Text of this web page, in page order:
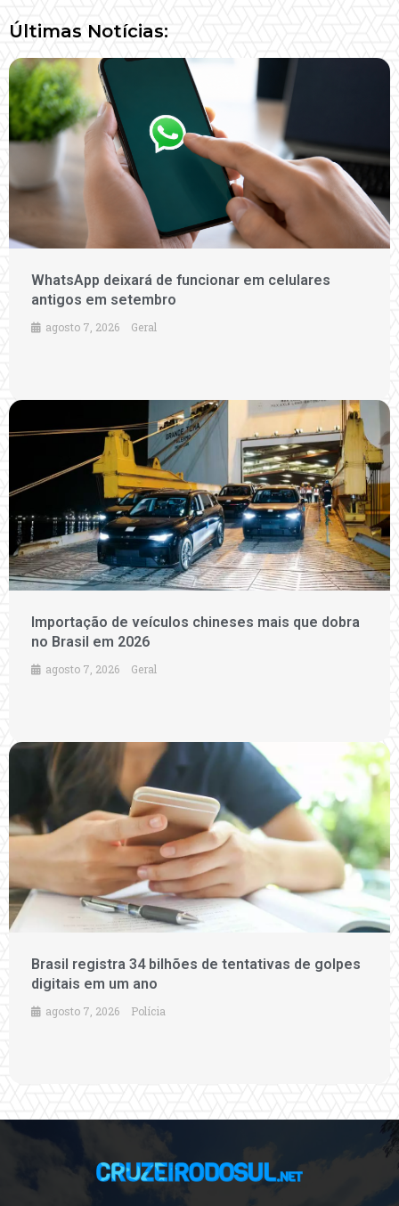
Últimas Notícias:
WhatsApp deixará de funcionar em celulares
antigos em setembro
agosto 7, 2026 Geral
Importação de veículos chineses mais que dobra
no Brasil em 2026
agosto 7, 2026 Geral
Brasil registra 34 bilhões de tentativas de golpes
digitais em um ano
agosto 7, 2026 Polícia